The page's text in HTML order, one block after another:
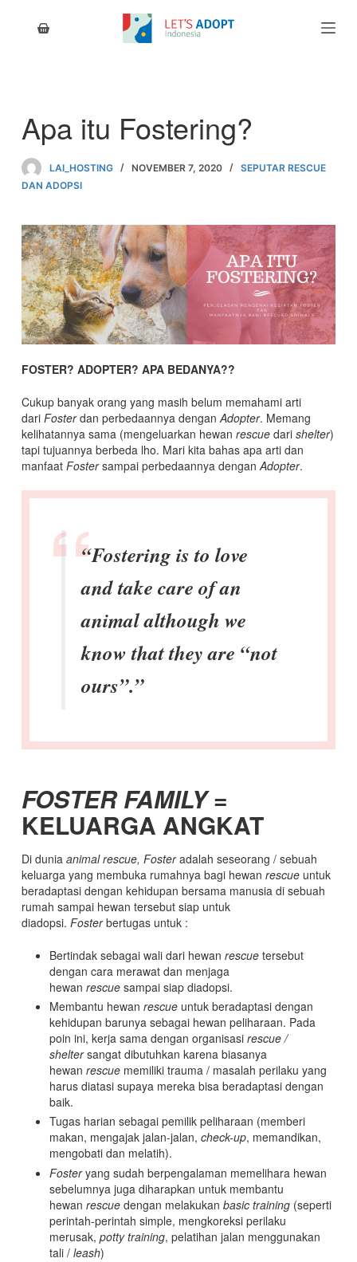
n
e
n
Apa itu Fostering?
LAI_HOSTING NOVEMBER 7, 2020
SEPUTAR RESCUE
DAN ADOPSI
FOSTER? ADOPTER? APA BEDANYA??
Cukup banyak orang yang masih belum memahami arti
dari Fosterdan perbedaannya denganAdopter. Memang
kelihatannya sama (mengeluarkan hewan rescuedari shelter)
tapi tujuannya berbeda lho. Mari kita bahas apa arti dan
manfaat Fostersampai perbedaannya denganAdopter.
“Fostering is to love
and take care of an
animal although we
know that they are “not
ours”.”
FOSTER FAMILY=
KELUARGA ANGKAT
Di dunia animal rescue, Fosteradalah seseorang / sebuah
keluarga yang membuka rumahnya bagi hewan rescue untuk
beradaptasi dengan kehidupan bersama manusia di sebuah
rumah sampai hewan tersebut siap untuk
diadopsi. Fosterbertugas untuk :
Bertindak sebagai wali dari hewan rescue tersebut
dengan cara merawat dan menjaga
hewan rescue sampai siap diadopsi.
Membantu hewan rescue untuk beradaptasi dengan
kehidupan barunya sebagai hewan peliharaan. Pada
poin ini, kerja sama dengan organisasi rescue /
sheltersangat dibutuhkan karena biasanya
hewan rescue memiliki trauma / masalah perilaku yang
harus diatasi supaya mereka bisa beradaptasi dengan
baik.
Tugas harian sebagai pemilik peliharaan (memberi
makan, mengajak jalan-jalan, check-up, memandikan,
mengobati dan melatih).
Fosteryang sudah berpengalaman memelihara hewan
sebelumnya juga diharapkan untuk membantu
hewan rescue dengan melakukan basic training (seperti
perintah-perintah simple, mengkoreksi perilaku
merusak, potty training, pelatihan jalan menggunakan
tali / leash)